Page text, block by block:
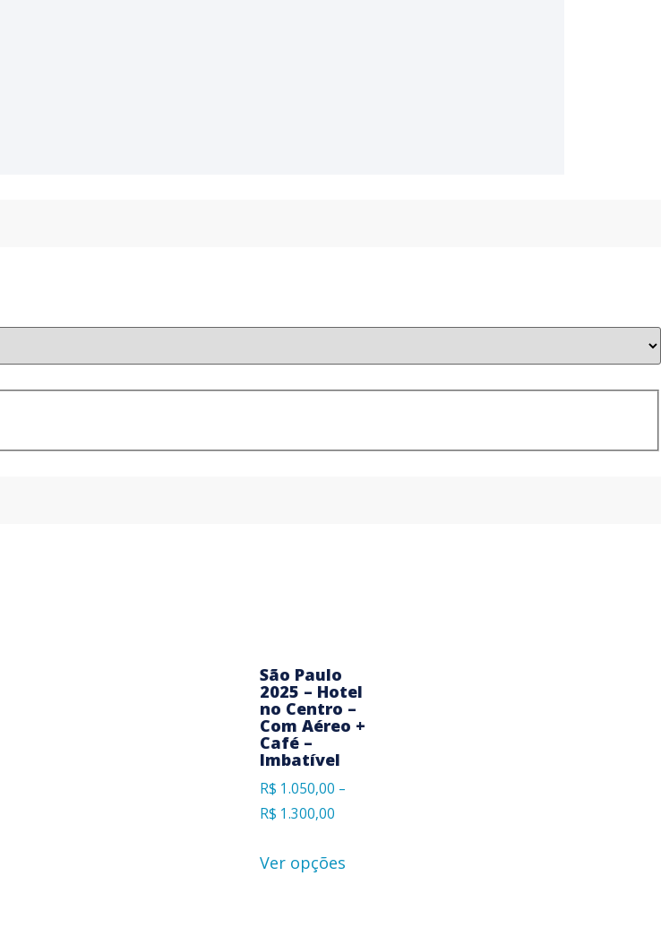
São Paulo
2025 – Hotel
no Centro –
Com Aéreo +
Café –
Imbatível
R$ 1.050,00 –
R$ 1.300,00
Ver opções